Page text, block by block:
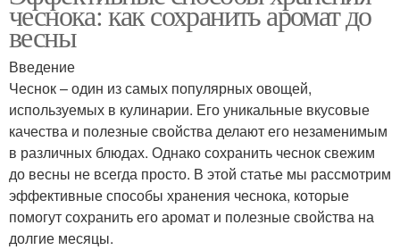
чеснока: как сохранить аромат до
весны
Введение
Чеснок – один из самых популярных овощей,
используемых в кулинарии. Его уникальные вкусовые
качества и полезные свойства делают его незаменимым
в различных блюдах. Однако сохранить чеснок свежим
до весны не всегда просто. В этой статье мы рассмотрим
эффективные способы хранения чеснока, которые
помогут сохранить его аромат и полезные свойства на
долгие месяцы.